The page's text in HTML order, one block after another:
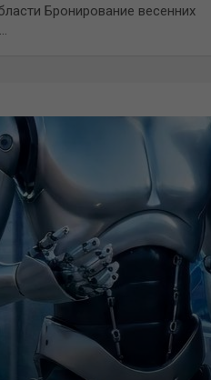
Бронирование весенних